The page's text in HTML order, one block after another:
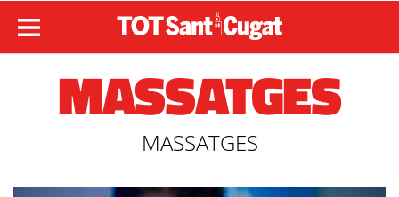
MASSATGES
MASSATGES